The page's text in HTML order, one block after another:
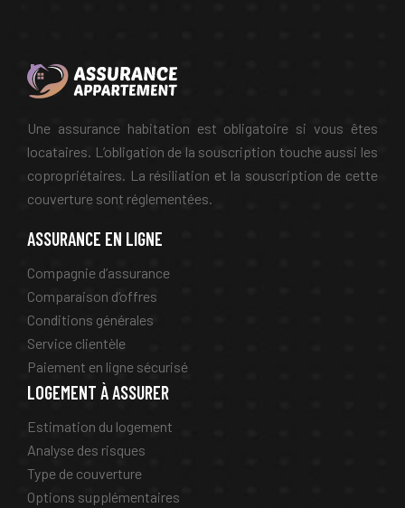
Une assurance habitation est obligatoire si vous êtes
locataires. L’obligation de la souscription touche aussi les
copropriétaires. La résiliation et la souscription de cette
couverture sont réglementées.
ASSURANCE EN LIGNE
Compagnie d’assurance
Comparaison d’offres
Conditions générales
Service clientèle
Paiement en ligne sécurisé
LOGEMENT À ASSURER
Estimation du logement
Analyse des risques
Type de couverture
Options supplémentaires